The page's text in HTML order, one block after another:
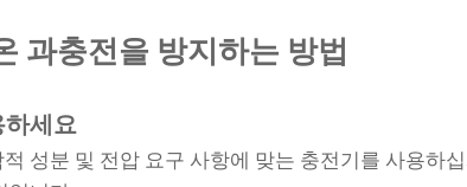
과충전을 방지하는 방법
하세요
성분 및 전압 요구 사항에 맞는 충전기를 사용하